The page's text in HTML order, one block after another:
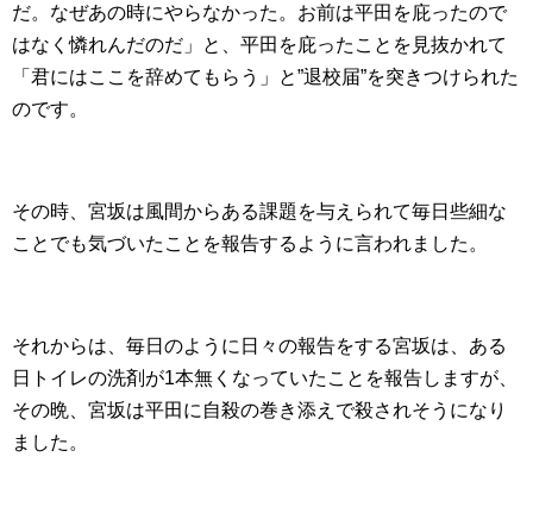
だ。なぜあの時にやらなかった。お前は平田を庇ったので
はなく憐れんだのだ」と、平田を庇ったことを見抜かれて
「君にはここを辞めてもらう」と”退校届”を突きつけられた
のです。
その時、宮坂は風間からある課題を与えられて毎日些細な
ことでも気づいたことを報告するように言われました。
それからは、毎日のように日々の報告をする宮坂は、ある
日トイレの洗剤が1本無くなっていたことを報告しますが、
その晩、宮坂は平田に自殺の巻き添えで殺されそうになり
ました。